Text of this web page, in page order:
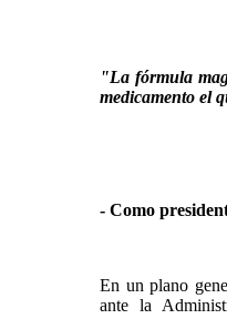
"La fórmula
medicamento el
- Como
En un plano
ante la